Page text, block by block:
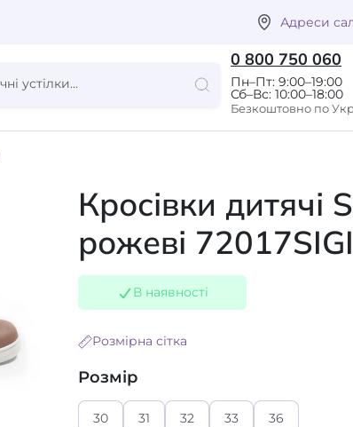
Адреси
0 800 750 060
Пн–Пт: 9:00–19:00
Сб–Вс: 10:00–18:00
Безкоштовно по
Кросівки дитячі
рожеві
В наявності
Розмірна сітка
Розмір
30 31 32 33 36